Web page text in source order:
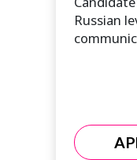
Russian